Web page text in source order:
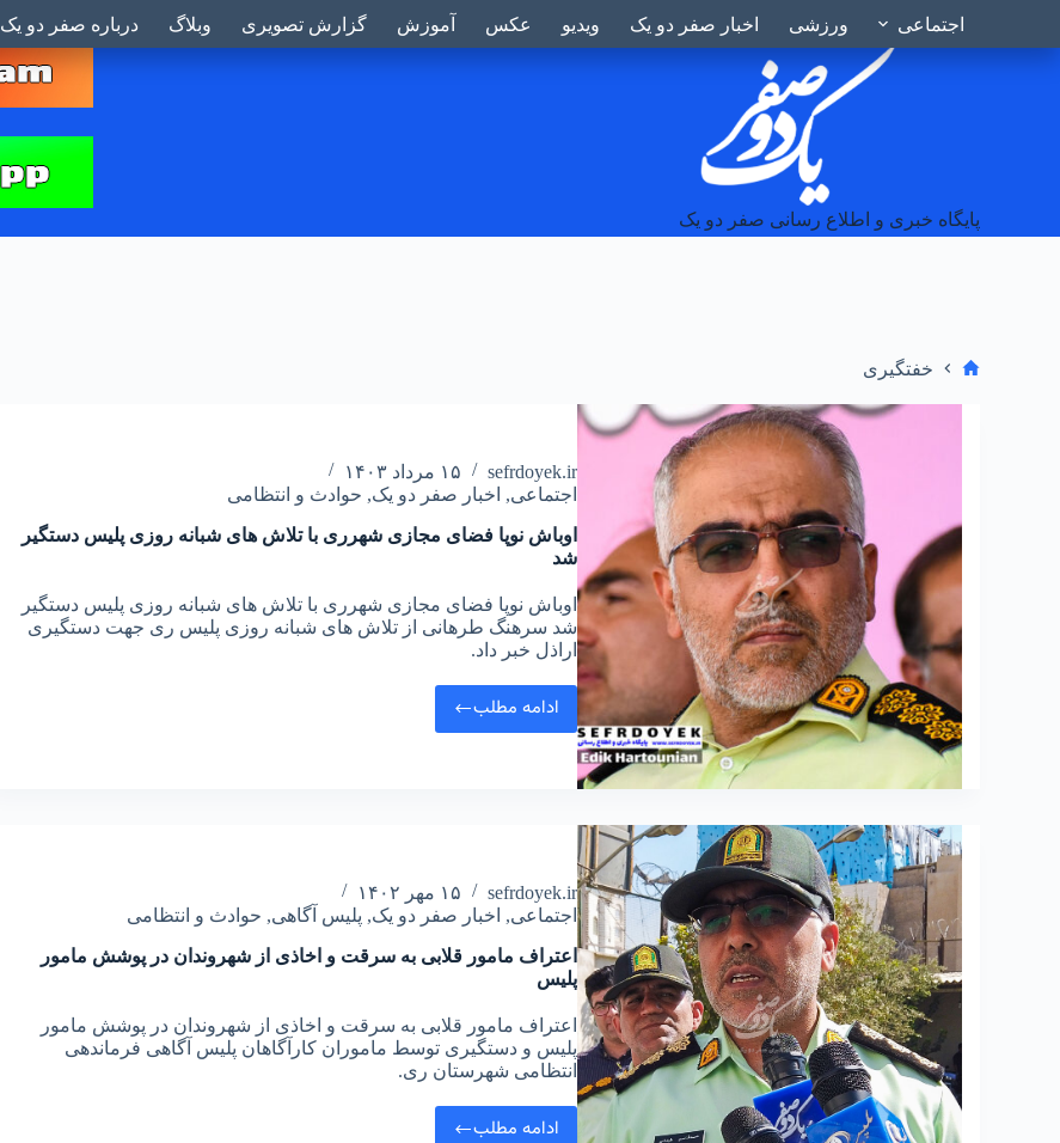
Instagram
Telegram ۱۵ مرداد ۱۴۰۵ ۹:۱۴ ق.ظ
پایگاه خبری و اطلاع رسانی صفر دو یک
اجتماعی ورزشی اخبار صفر دو یک ویدیو عکس آموزش گزارش تصویری وبلاگ درباره صفر دو یک ۰۲۱
خفتگیری
sefrdoyek.ir
۱۵ مرداد ۱۴۰۳
اجتماعی, اخبار صفر دو یک, حوادث و انتظامی
اوباش نوپا فضای مجازی شهرری با تلاش های شبانه روزی پلیس دستگیر
شد
اوباش نوپا فضای مجازی شهرری با تلاش های شبانه روزی پلیس دستگیر
شد سرهنگ طرهانی از تلاش های شبانه روزی پلیس ری جهت دستگیری
اراذل خبر داد.
ادامه مطلب
sefrdoyek.ir
۱۵ مهر ۱۴۰۲
اجتماعی, اخبار صفر دو یک, پلیس آگاهی, حوادث و انتظامی
اعتراف مامور قلابی به سرقت و اخاذی از شهروندان در پوشش مامور
پلیس
اعتراف مامور قلابی به سرقت و اخاذی از شهروندان در پوشش مامور
پلیس و دستگیری توسط ماموران کارآگاهان پلیس آگاهی فرماندهی
انتظامی شهرستان ری.
ادامه مطلب